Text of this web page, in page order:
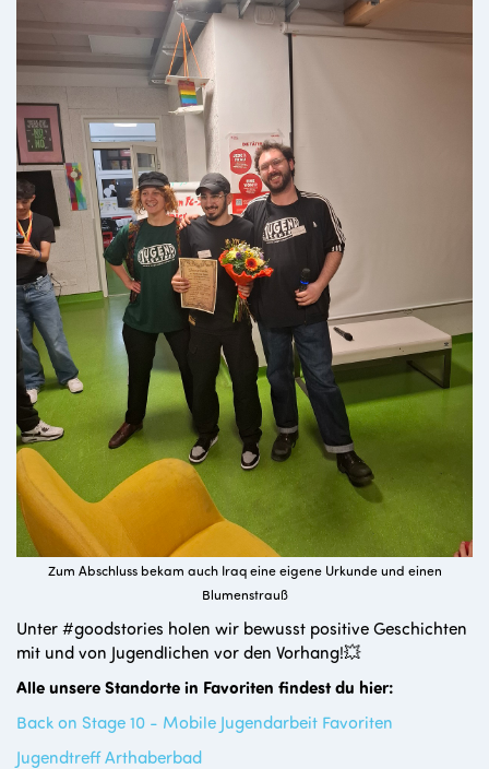
Zum Abschluss bekam auch Iraq eine eigene Urkunde und einen
Blumenstrauß
Unter #goodstories holen wir bewusst positive Geschichten
mit und von Jugendlichen vor den Vorhang!💥
Alle unsere Standorte in Favoriten findest du hier:
Back on Stage 10 - Mobile Jugendarbeit Favoriten
Jugendtreff Arthaberbad